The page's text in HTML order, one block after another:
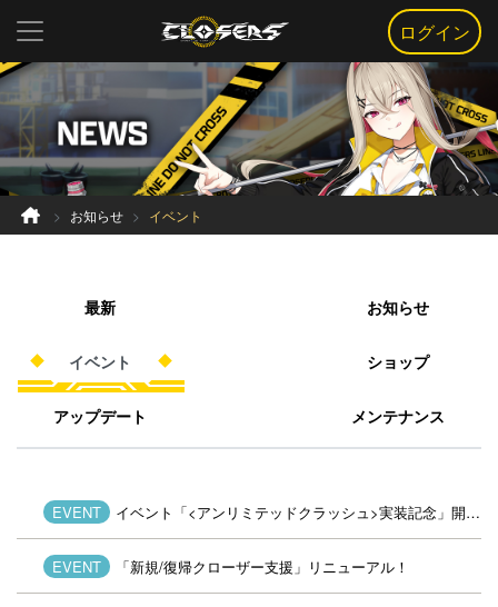
ログイン
お知らせ イベント
最新 お知らせ
イベント ショップ
アップデート メンテナンス
EVENT イベント「<アンリミテッドクラッシュ>実装記念」開催！
EVENT 「新規/復帰クローザー支援」リニューアル！